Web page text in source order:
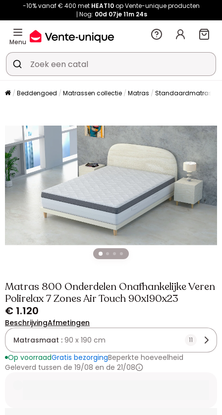
-10% vanaf € 400 met HEAT10op Vente-unique producten
Nog: 00d 07je11m 24s
Menu
Beddengoed Matrassen collectie Matras Standaardmatras
Matras 800 Onderdelen Onafhankelijke Veren
Polirelax 7 Zones Air Touch 90x190x23
€ 1.120
BeschrijvingAfmetingen
Matrasmaat : 90 x 190 cm 11
Op voorraadGratis bezorgingBeperkte hoeveelheid
Geleverd tussen de 19/08 en de 21/08